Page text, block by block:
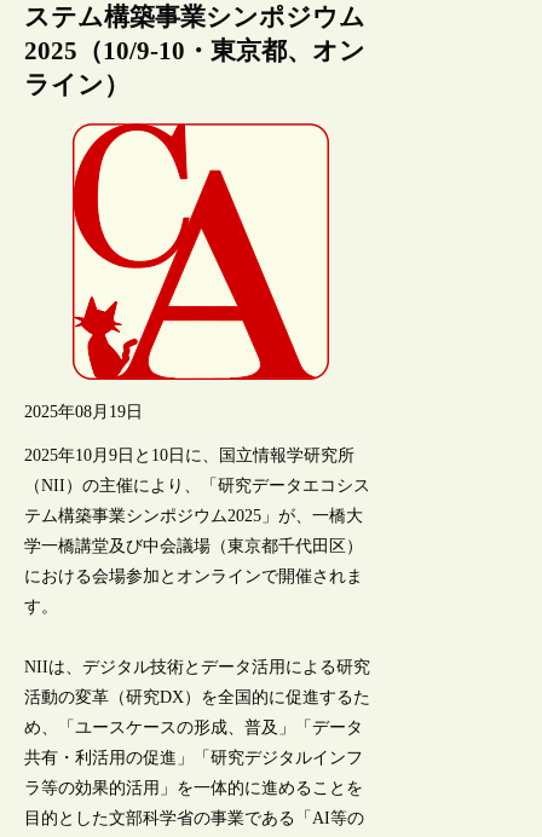
ステム構築事業シンポジウム
2025（10/9-10・東京都、オン
ライン）
2025年08月19日
2025年10月9日と10日に、国立情報学研究所
（NII）の主催により、「研究データエコシス
テム構築事業シンポジウム2025」が、一橋大
学一橋講堂及び中会議場（東京都千代田区）
における会場参加とオンラインで開催されま
す。
NIIは、デジタル技術とデータ活用による研究
活動の変革（研究DX）を全国的に促進するた
め、「ユースケースの形成、普及」「データ
共有・利活用の促進」「研究デジタルインフ
ラ等の効果的活用」を一体的に進めることを
目的とした文部科学省の事業である「AI等の